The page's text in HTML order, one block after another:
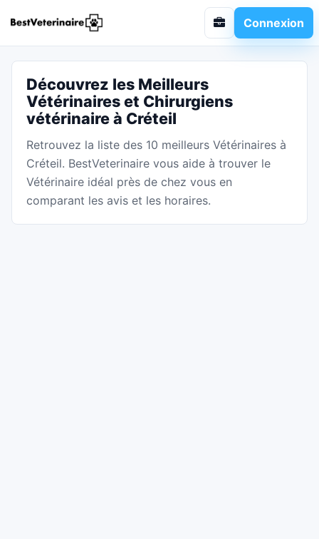
Connexion
Découvrez les Meilleurs
Vétérinaires et Chirurgiens
vétérinaire à Créteil
Retrouvez la liste des 10 meilleurs Vétérinaires à
Créteil. BestVeterinaire vous aide à trouver le
Vétérinaire idéal près de chez vous en
comparant les avis et les horaires.